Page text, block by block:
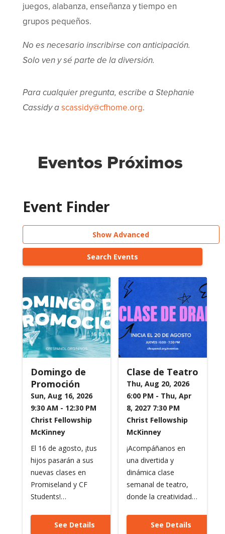
juegos, alabanza, enseñanza y tiempo en
grupos pequeños.
No es necesario inscribirse con anticipación.
Solo ven y sé parte de la diversión.
Para cualquier pregunta, escribe a Stephanie
Cassidy ascassidy@cfhome.org.
Eventos Próximos